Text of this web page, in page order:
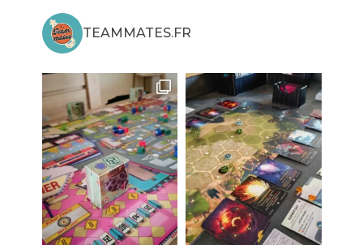
TEAMMATES.FR